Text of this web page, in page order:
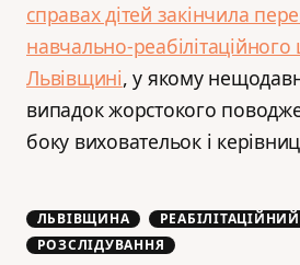
справах дітей закінчила
навчально-реабілітаційного
Львівщині, у якому
випадок жорстокого
боку виховательок і
ЛЬВІВЩИНА
РОЗСЛІДУВАННЯ